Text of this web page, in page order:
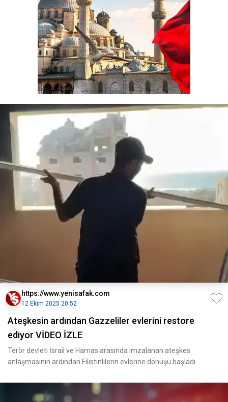
https://www.yenisafak.com
12 Ekim 2025 20:52
Ateşkesin ardından Gazzeliler evlerini restore
ediyor VİDEO İZLE
Terör devleti İsrail ve Hamas arasında imzalanan ateşkes
anlaşmasının ardından Filistinlilerin evlerine dönüşü başladı.